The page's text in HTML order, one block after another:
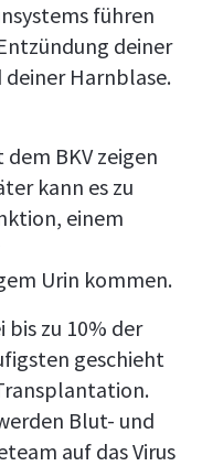
führen
deiner
deiner Harnblase.
BKV zeigen
kann es zu
einem
Urin kommen.
zu 10% der
geschieht
Blut- und
auf das Virus